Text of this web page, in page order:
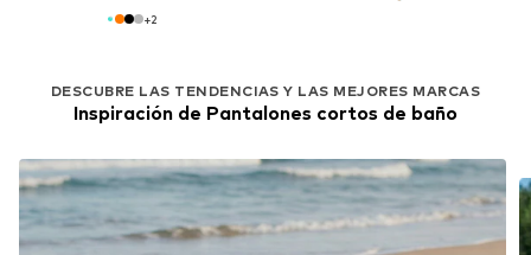
+2
DESCUBRE LAS TENDENCIAS Y LAS MEJORES MARCAS
Inspiración de Pantalones cortos de baño